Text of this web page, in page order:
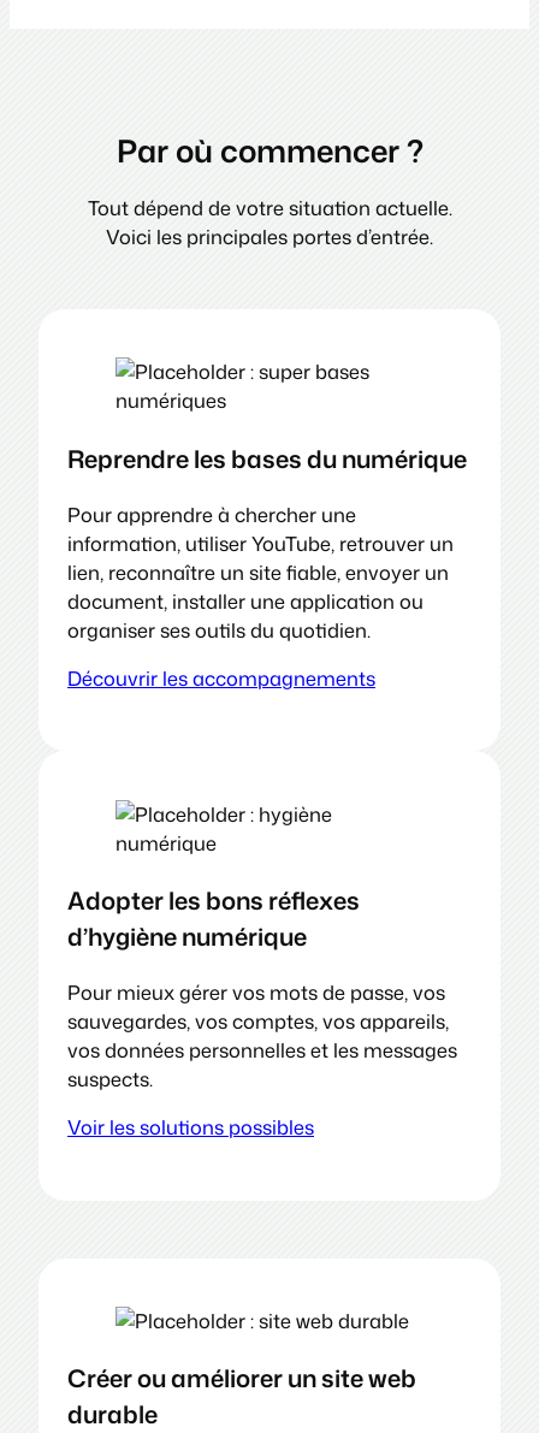
Par où commencer ?
Tout dépend de votre situation actuelle.
Voici les principales portes d’entrée.
Reprendre les bases du numérique
Pour apprendre à chercher une
information, utiliser YouTube, retrouver un
lien, reconnaître un site fiable, envoyer un
document, installer une application ou
organiser ses outils du quotidien.
Découvrir les accompagnements
Adopter les bons réflexes
d’hygiène numérique
Pour mieux gérer vos mots de passe, vos
sauvegardes, vos comptes, vos appareils,
vos données personnelles et les messages
suspects.
Voir les solutions possibles
Créer ou améliorer un site web
durable